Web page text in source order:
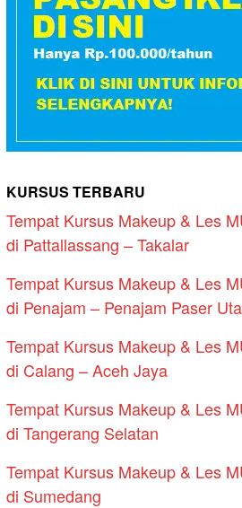
KURSUS TERBARU
Tempat Kursus Makeup & Les
di Pattallassang – Takalar
Tempat Kursus Makeup & Les
di Penajam – Penajam Paser
Tempat Kursus Makeup & Les
di Calang – Aceh Jaya
Tempat Kursus Makeup & Les
di Tangerang Selatan
Tempat Kursus Makeup & Les
di Sumedang